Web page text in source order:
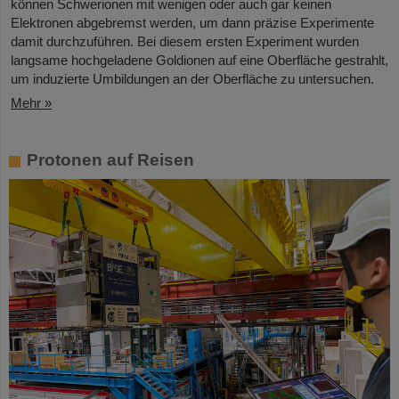
können Schwerionen mit wenigen oder auch gar keinen
Elektronen abgebremst werden, um dann präzise Experimente
damit durchzuführen. Bei diesem ersten Experiment wurden
langsame hochgeladene Goldionen auf eine Oberfläche gestrahlt,
um induzierte Umbildungen an der Oberfläche zu untersuchen.
Mehr »
Protonen auf Reisen